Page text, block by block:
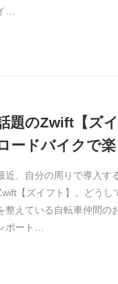
…
題のZwift【ズ
ードバイクで
近、自分の周りで導入す
【ズイフト】。どうし
整えている自転車仲間の
ポート…